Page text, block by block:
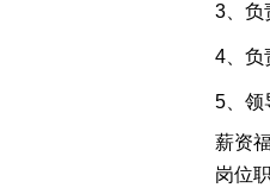
3、负
4、负
5、领
薪资
岗位